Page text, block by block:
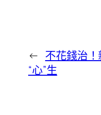
← 不花錢治
“心”生